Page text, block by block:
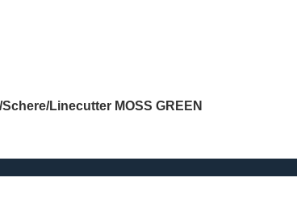
Linecutter MOSS GREEN